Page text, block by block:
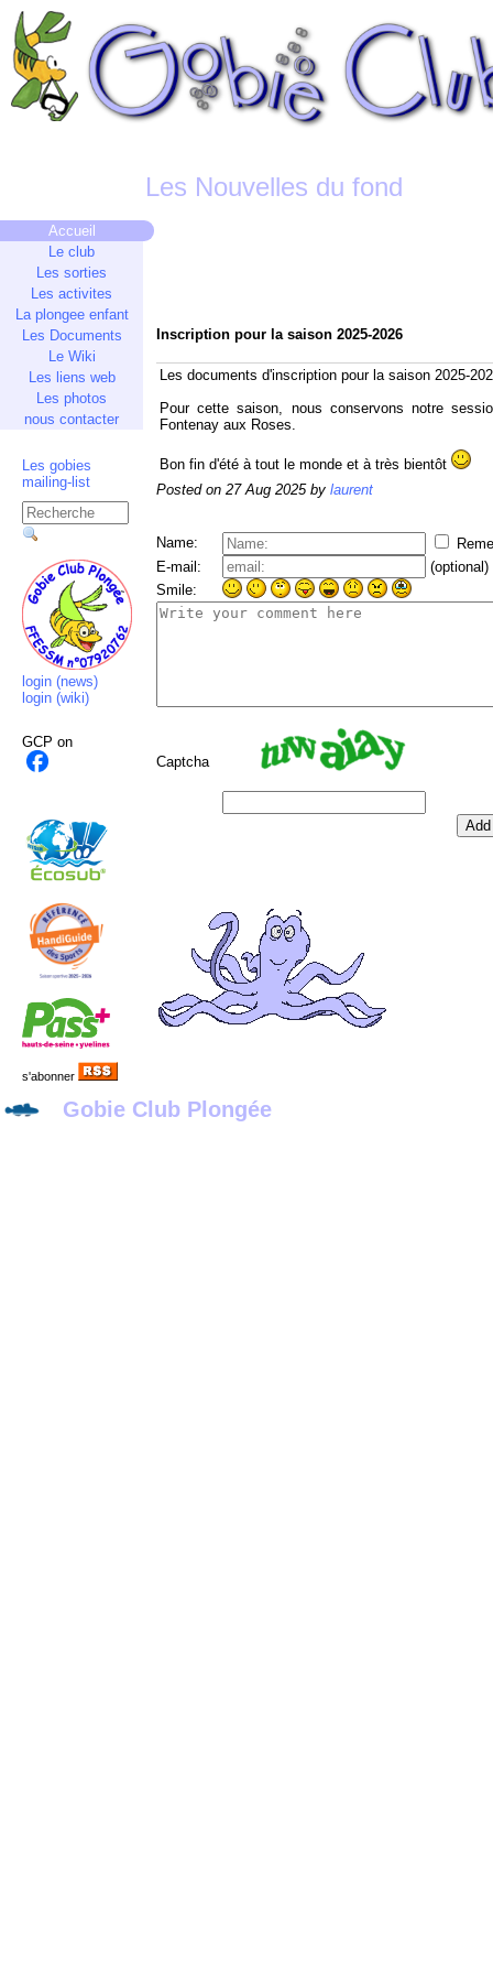
Les Nouvelles du fond
Accueil
Le club
Les sorties
Les activites
La plongee enfant
Les Documents
Le Wiki
Les liens web
Les photos
nous contacter
Les gobies
mailing-list
login (news)
login (wiki)
GCP on
s'abonner
Inscription pour la saison 2025-2026
Les documents d'inscription pour la saison 2025-
Pour cette saison, nous conservons notre
Fontenay aux Roses.
Bon fin d'été à tout le monde et à très bientôt
Posted on 27 Aug 2025 by laurent
Name:
E-mail:
(optional)
Smile:
Captcha
Gobie Club Plongée